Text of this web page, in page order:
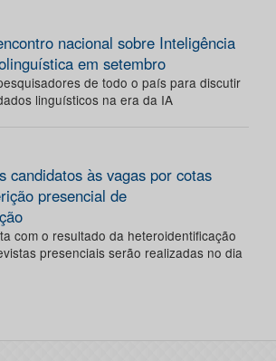
nacional sobre Inteligência
em setembro
de todo o país para discutir
linguísticos na era da IA
candidatos às vagas por cotas
presencial de
com o resultado da heteroidentificação
presenciais serão realizadas no dia